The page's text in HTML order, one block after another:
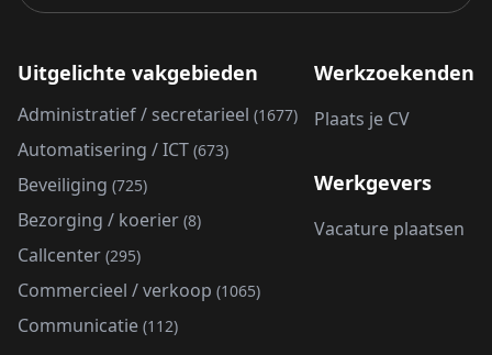
Uitgelichte vakgebieden
Administratief / secretarieel (1677)
Automatisering / ICT (673)
Beveiliging (725)
Bezorging / koerier (8)
Callcenter (295)
Commercieel / verkoop (1065)
Communicatie (112)
Werkzoekenden
Plaats je CV
Werkgevers
Vacature plaatsen